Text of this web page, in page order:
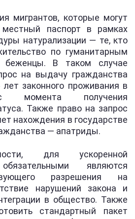
мигрантов, которые могут
местный паспорт в рамках
натурализации — те, кто
по гуманитарным
беженцы. В таком случае
на выдачу гражданства
законного проживания в
момента получения
Также право на запрос
нахождения в государстве
— апатриды.
для ускоренной
являются
разрешения на
нарушений закона и
в общество. Также
стандартный пакет